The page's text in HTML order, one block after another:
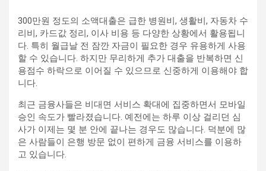
300만원 정도의 소액대출은 급한 병원비, 생활비, 자동차 수
리비, 카드값 정리, 이사 비용 등 다양한 상황에서 활용됩니
다. 특히 월급날 전 잠깐 자금이 필요한 경우 유용하게 사용
할 수 있습니다. 하지만 무리하게 추가 대출을 반복하면 신
용점수 하락으로 이어질 수 있으므로 신중하게 이용해야 합
니다.
최근 금융사들은 비대면 서비스 확대에 집중하면서 모바일
승인 속도가 빨라졌습니다. 예전에는 하루 이상 걸리던 심
사가 이제는 몇 분 안에 끝나는 경우도 많습니다. 덕분에 많
은 사람들이 은행 방문 없이 편하게 금융 서비스를 이용하
고 있습니다.